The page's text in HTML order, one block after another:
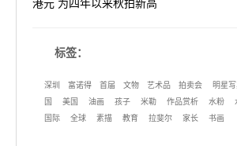
港元 为四年以来秋拍新高
标签：
深圳 富诺得 首届 文物 艺术品 拍卖会 明星
国
美国 油画 孩子 米勒 作品赏析 水粉
国际
全球 素描 教育 拉斐尔 家长 书画